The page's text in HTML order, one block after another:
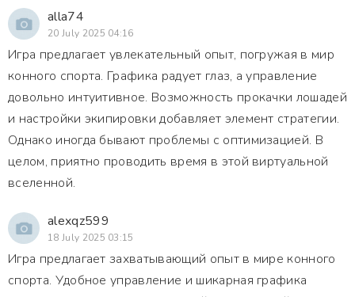
alla74
20 July 2025 04:16
Игра предлагает увлекательный опыт, погружая в мир
конного спорта. Графика радует глаз, а управление
довольно интуитивное. Возможность прокачки лошадей
и настройки экипировки добавляет элемент стратегии.
Однако иногда бывают проблемы с оптимизацией. В
целом, приятно проводить время в этой виртуальной
вселенной.
alexqz599
18 July 2025 03:15
Игра предлагает захватывающий опыт в мире конного
спорта. Удобное управление и шикарная графика